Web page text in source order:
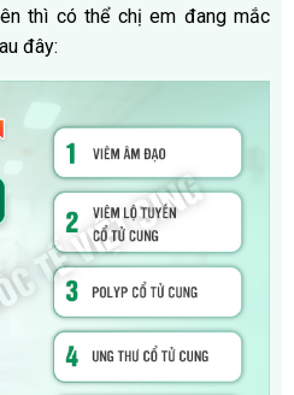
thì có thể chị em đang mắc
đây: